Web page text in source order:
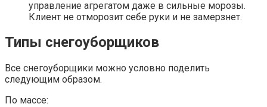
управление агрегатом даже в сильные морозы.
Клиент не отморозит себе руки и не замерзнет.
Типы снегоуборщиков
Все снегоуборщики можно условно поделить
следующим образом.
По массе: